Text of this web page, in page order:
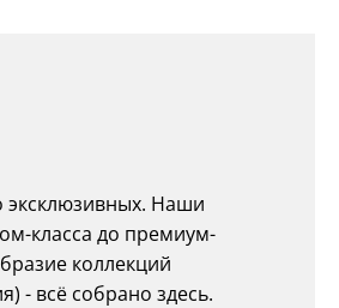
эксклюзивных. Наши
класса до премиум-
коллекций
- всё собрано здесь.